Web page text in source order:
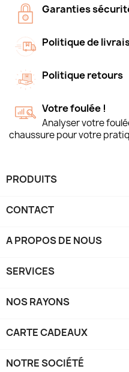
Garanties
Politique de
Politique retours
Votre foulée !
Analyser votre
chaussure pour votre
PRODUITS
CONTACT
A PROPOS DE NOUS
SERVICES
NOS RAYONS
CARTE CADEAUX
NOTRE SOCIÉTÉ